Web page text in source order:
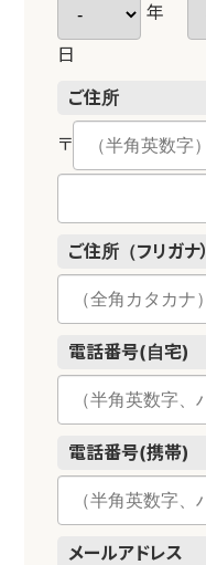
年
日
ご住所
〒
ご住所（フリガナ）
電話番号(自宅)
電話番号(携帯)
メールアドレス